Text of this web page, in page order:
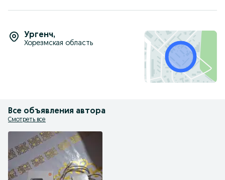
Ургенч,
Хорезмская область
Все объявления автора
Смотреть все